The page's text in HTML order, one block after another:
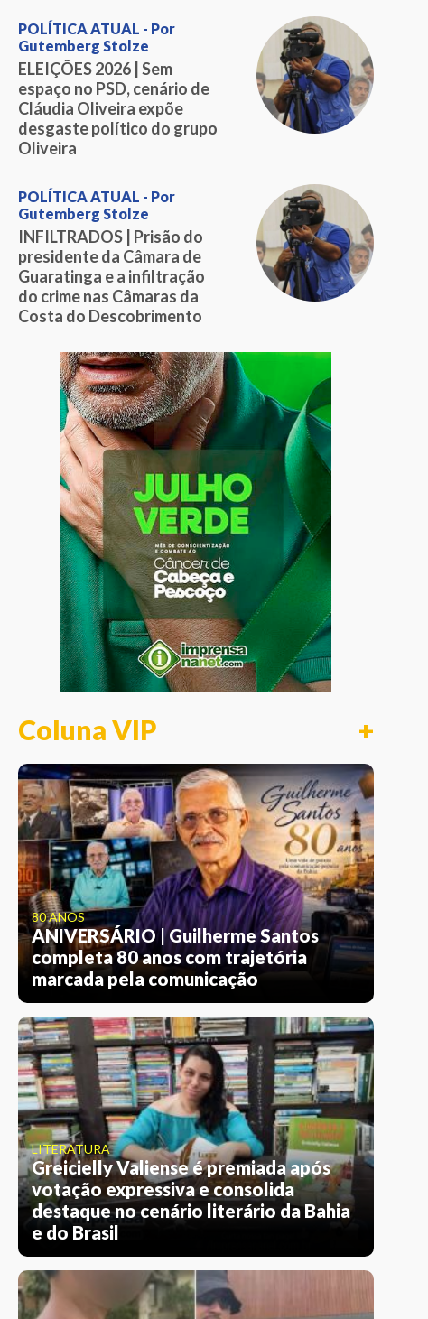
POLÍTICA ATUAL - Por
Gutemberg Stolze
ELEIÇÕES 2026 | Sem
espaço no PSD, cenário de
Cláudia Oliveira expõe
desgaste político do grupo
Oliveira
POLÍTICA ATUAL - Por
Gutemberg Stolze
INFILTRADOS | Prisão do
presidente da Câmara de
Guaratinga e a infiltração
do crime nas Câmaras da
Costa do Descobrimento
Coluna VIP +
80 ANOS
ANIVERSÁRIO | Guilherme Santos
completa 80 anos com trajetória
marcada pela comunicação
LITERATURA
Greicielly Valiense é premiada após
votação expressiva e consolida
destaque no cenário literário da Bahia
e do Brasil